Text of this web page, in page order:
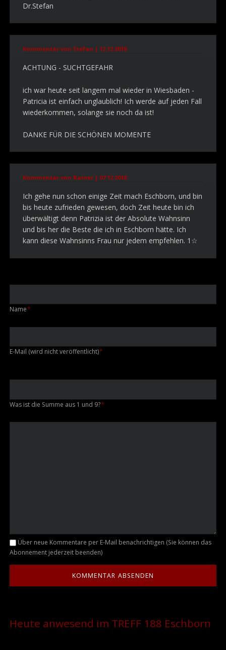
Dr.Stefan
Kommentar von Stefan | 12.12.2018
ACHTUNG - SUCHTGEFAHR
ich war heute seit langem mal wieder in Wiesbaden -
Patricia ist einfach unglaublich! Ich werde auf jeden Fall
wiederkommen, solange sie noch da ist!
DANKE FÜR DIE SCHÖNEN MOMENTE
Kommentar von Rainer | 07.12.2018
Ich gehe nun schon einige Zeit mach Eschborn, und bin
bis heute zufrieden gewesen, doch Zeit heute bin ich
überwältigt denn Patrizia ist der Absolute Wahnsinn
und bis her die Beste die ich in Eschborn hätte. Ich
kann diese Wahnsinns Frau nur jedem empfehlen. 1☆
Pflichtfeld
Name*
Pflichtfeld
E-Mail (wird nicht veröffentlicht)*
Was ist die Summe aus 1 und 9?*
Kommentar
Über neue Kommentare per E-Mail benachrichtigen (Sie können das
Abonnement jederzeit beenden)
Heute anwesend im TREFF 188 Eschborn